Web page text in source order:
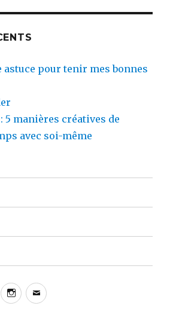
pour tenir mes bonnes
5 manières créatives de
avec soi-même
Instagram
E-